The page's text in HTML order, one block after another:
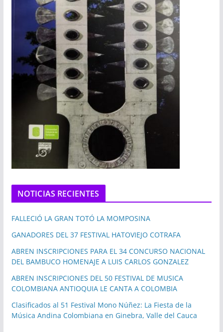
NOTICIAS RECIENTES
FALLECIÓ LA GRAN TOTÓ LA MOMPOSINA
GANADORES DEL 37 FESTIVAL HATOVIEJO COTRAFA
ABREN INSCRIPCIONES PARA EL 34 CONCURSO NACIONAL
DEL BAMBUCO HOMENAJE A LUIS CARLOS GONZALEZ
ABREN INSCRIPCIONES DEL 50 FESTIVAL DE MUSICA
COLOMBIANA ANTIOQUIA LE CANTA A COLOMBIA
Clasificados al 51 Festival Mono Núñez: La Fiesta de la
Música Andina Colombiana en Ginebra, Valle del Cauca